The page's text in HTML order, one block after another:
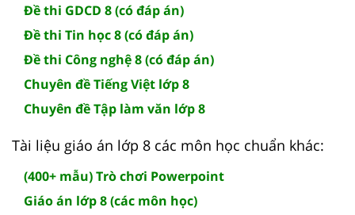
Đề thi GDCD 8 (có đáp án)
Đề thi Tin học 8 (có đáp án)
Đề thi Công nghệ 8 (có đáp án)
Chuyên đề Tiếng Việt lớp 8
Chuyên đề Tập làm văn lớp 8
Tài liệu giáo án lớp 8 các môn học chuẩn khác:
(400+ mẫu) Trò chơi Powerpoint
Giáo án lớp 8 (các môn học)